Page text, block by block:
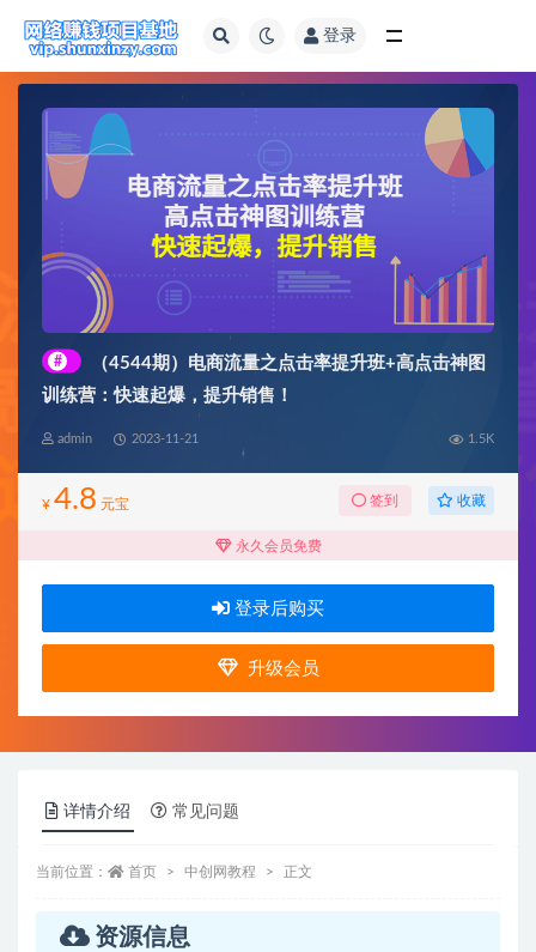
登录
#
（4544期）电商流量之点击率提升班+高点击神图
训练营：快速起爆，提升销售！
admin 2023-11-21 1.5K
¥ 4.8 元宝 签到 收藏
永久会员免费
登录后购买
升级会员
详情介绍 常见问题
当前位置： 首页 中创网教程 正文
资源信息